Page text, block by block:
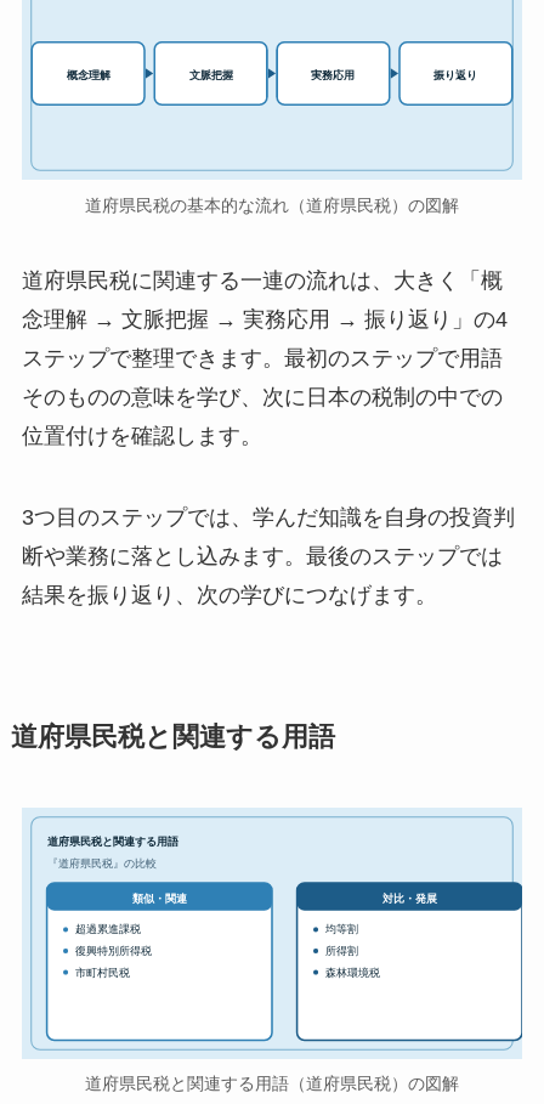
概念理解 文脈把握 実務応用 振り返り
道府県民税の基本的な流れ（道府県民税）の図解
道府県民税に関連する一連の流れは、大きく「概
念理解 → 文脈把握 → 実務応用 → 振り返り」の4
ステップで整理できます。最初のステップで用語
そのものの意味を学び、次に日本の税制の中での
位置付けを確認します。
3つ目のステップでは、学んだ知識を自身の投資判
断や業務に落とし込みます。最後のステップでは
結果を振り返り、次の学びにつなげます。
道府県民税と関連する用語
道府県民税と関連する用語
『道府県民税』の比較
類似・関連
超過累進課税
復興特別所得税
市町村民税
対比・発展
均等割
所得割
森林環境税
道府県民税と関連する用語（道府県民税）の図解